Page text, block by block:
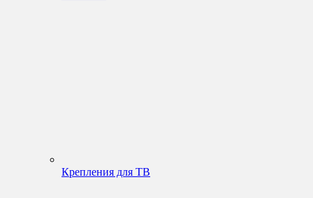
Крепления для ТВ